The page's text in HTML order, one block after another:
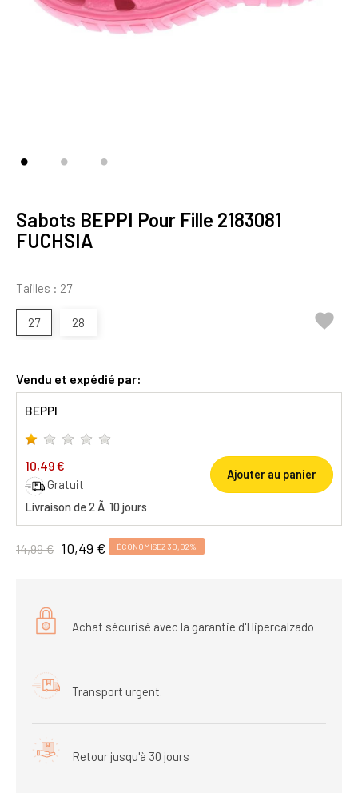
Sabots BEPPI Pour Fille 2183081
FUCHSIA
Tailles : 27
27 28 
Vendu et expédié par:
BEPPI
10,49 €
Gratuit
Livraison de 2 Ã 10 jours
Ajouter au panier
14,99 € 10,49 € ÉCONOMISEZ 30,02%
Achat sécurisé avec la garantie d'Hipercalzado
Transport urgent.
Retour jusqu'à 30 jours